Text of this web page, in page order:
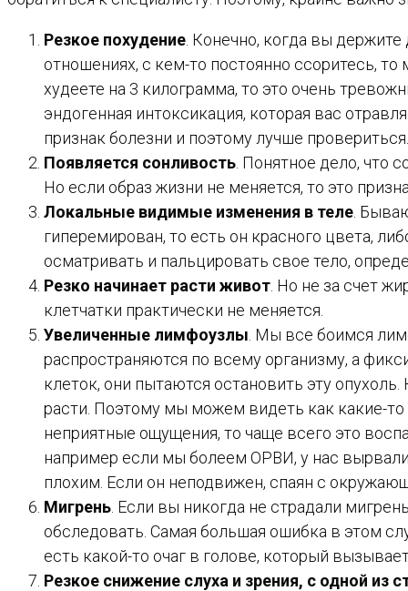
Резкое похудение . Конечно, когда вы
отношениях, с кем-то постоянно ссоритесь,
худеете на 3 килограмма, то это очень
эндогенная интоксикация, которая вас
признак болезни и поэтому лучше провериться.
Появляется сонливость . Понятное дело, что
Но если образ жизни не меняется, то это
Локальные видимые изменения в теле .
гиперемирован, то есть он красного цвета,
осматривать и пальцировать свое тело,
Резко начинает расти живот . Но не за счет
клетчатки практически не меняется.
Увеличенные лимфоузлы . Мы все боимся
распространяются по всему организму, а
клеток, они пытаются остановить эту
расти. Поэтому мы можем видеть как какие-
неприятные ощущения, то чаще всего это
например если мы болеем ОРВИ, у нас
плохим. Если он неподвижен, спаян с
Мигрень . Если вы никогда не страдали
обследовать. Самая большая ошибка в этом
есть какой-то очаг в голове, который
Резкое снижение слуха и зрения, с одной из